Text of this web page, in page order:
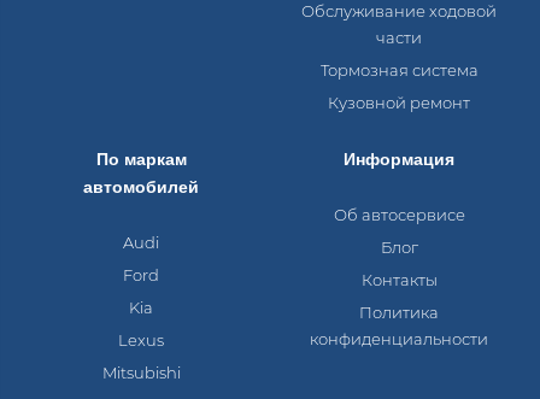
Обслуживание ходовой
части
Тормозная система
Кузовной ремонт
По маркам
автомобилей
Audi
Ford
Kia
Lexus
Mitsubishi
Информация
Об автосервисе
Блог
Контакты
Политика
конфиденциальности